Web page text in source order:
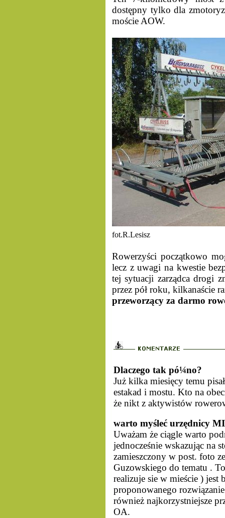
dostępny tylko dla
moście AOW.
fot.R.Lesisz
Rowerzyści początkowo
lecz z uwagi na kwestie
tej sytuacji zarządca drogi
przez pół roku, kilkanaście
przeworzący za darmo
Dlaczego tak pó¼no?
Już kilka miesięcy temu
estakad i mostu. Kto na
że nikt z aktywistów
warto myśleć urzędnicy
Uważam że ciągle warto
jednocześnie wskazując na
zamieszczony w post. foto
Guzowskiego do tematu .
realizuje sie w mieście ) jest
proponowanego
również najkorzystniejsze
OA.